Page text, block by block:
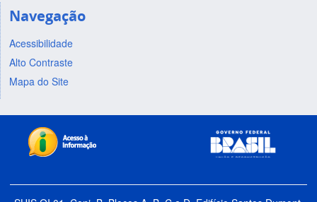
Navegação
Acessibilidade
Alto Contraste
Mapa do Site